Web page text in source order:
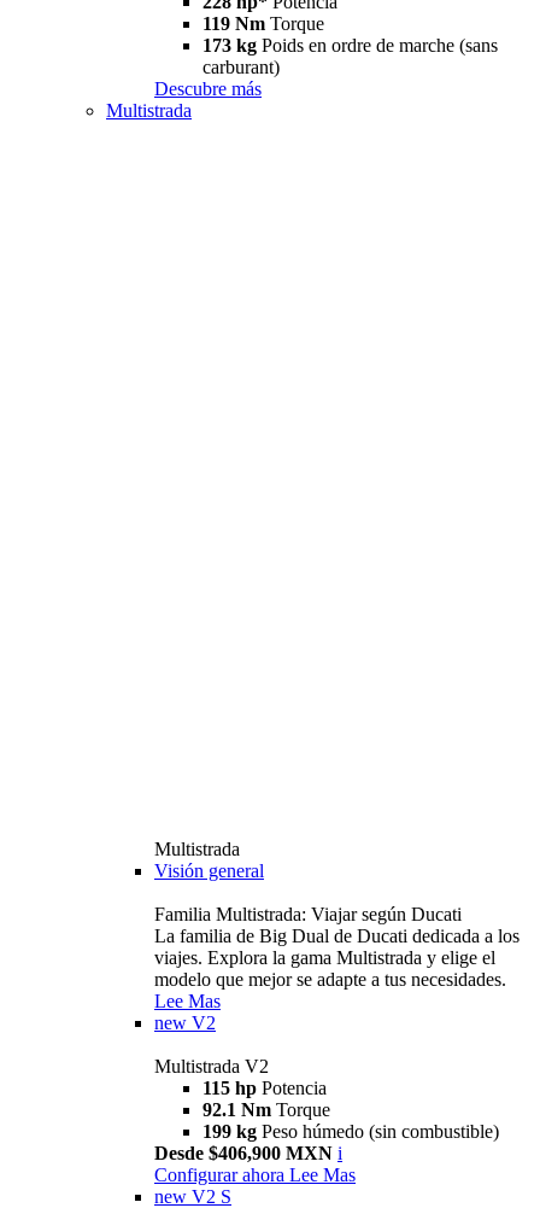
119 Nm Torque
173 kg Poids en ordre de marche (sans
carburant)
Descubre más
Multistrada
Multistrada
Visión general
Familia Multistrada: Viajar según Ducati
La familia de Big Dual de Ducati dedicada a los
viajes. Explora la gama Multistrada y elige el
modelo que mejor se adapte a tus necesidades.
Lee Mas
new V2
Multistrada V2
115 hp Potencia
92.1 Nm Torque
199 kg Peso húmedo (sin combustible)
Desde $406,900 MXN i
Configurar ahora Lee Mas
new V2 S